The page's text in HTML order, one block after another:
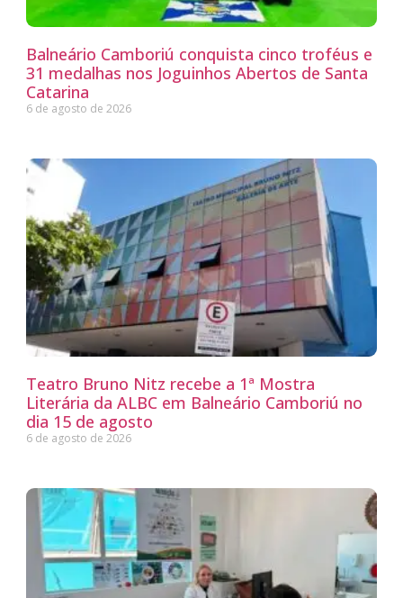
Balneário Camboriú conquista cinco troféus e
31 medalhas nos Joguinhos Abertos de Santa
Catarina
6 de agosto de 2026
Teatro Bruno Nitz recebe a 1ª Mostra
Literária da ALBC em Balneário Camboriú no
dia 15 de agosto
6 de agosto de 2026